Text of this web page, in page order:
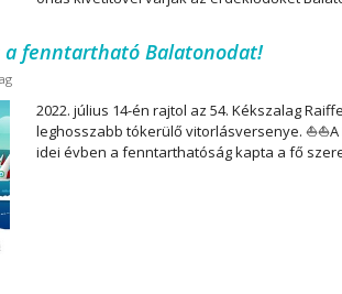
a fenntartható Balatonodat!
2022. július 14-én rajtol az 54. Kékszalag
leghosszabb tókerülő vitorlásversenye.
idei évben a fenntarthatóság kapta a fő